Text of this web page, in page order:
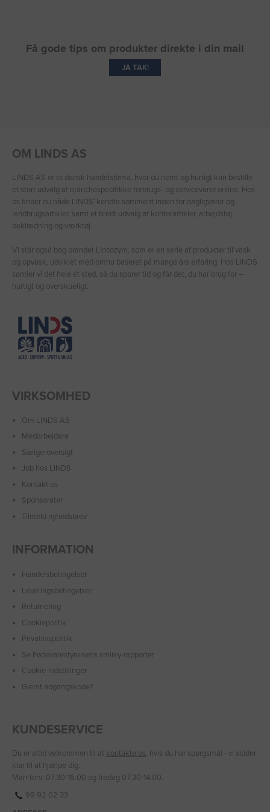
Få gode tips om produkter direkte i din mail
JA TAK!
OM LINDS AS
LINDS AS er et dansk handelsfirma, hvor du nemt og hurtigt kan bestille
et stort udvalg af branchespecifikke forbrugs- og servicevarer online. Hos
os finder du både LINDS′ kendte sortiment inden for dagligvarer og
landbrugsartikler, samt et bredt udvalg af kontorartikler, arbejdstøj,
beklædning og værktøj.
Vi står også bag brandet Lincozym, som er en serie af produkter til vask
og opvask, udviklet med omhu baseret på mange års erfaring. Hos LINDS
samler vi det hele ét sted, så du sparer tid og får det, du har brug for –
hurtigt og overskueligt.
VIRKSOMHED
Om LINDS AS
Medarbejdere
Sælgeroversigt
Job hos LINDS
Kontakt os
Sponsorater
Tilmeld nyhedsbrev
INFORMATION
Handelsbetingelser
Leveringsbetingelser
Returnering
Cookiepolitik
Privatlivspolitik
Se Fødevarestyrelsens smiley-rapporter
Cookie-indstillinger
Glemt adgangskode?
KUNDESERVICE
Du er altid velkommen til at kontakte os, hvis du har spørgsmål - vi sidder
klar til at hjælpe dig.
Man-tors: 07.30-16.00 og fredag 07.30-14.00.
99 92 02 33